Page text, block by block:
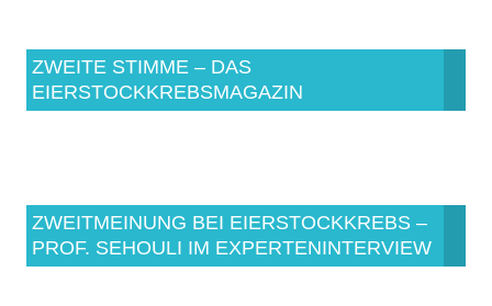
ZWEITE STIMME – DAS
EIERSTOCKKREBSMAGAZIN
ZWEITMEINUNG BEI EIERSTOCKKREBS –
PROF. SEHOULI IM EXPERTENINTERVIEW